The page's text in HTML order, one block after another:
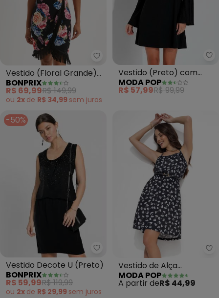
bonprix - Vestido (Floral
Vestido (Floral Grande)
em Malha Fria
BONPRIX
R$ 69,99R$ 149,99
ou 2x de R$ 34,99 sem juros
Vestido (Preto) com
Mangas Plisadas
MODA POP
R$ 57,99R$ 99,99
-50%
bonprix - Vestido Decote U
Vestido Decote U (Preto)
BONPRIX
R$ 59,99R$ 119,99
ou 2x de R$ 29,99 sem juros
Vestido de Alça
(Estampa de Laço)
MODA POP
A partir deR$ 44,99